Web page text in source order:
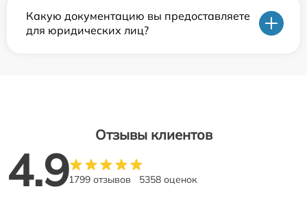
Какую документацию вы предоставляете
для юридических лиц?
Отзывы клиентов
4.91799 отзывов 5358 оценок